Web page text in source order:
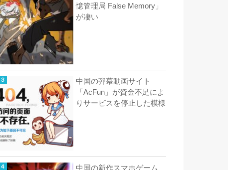
憶管理局 False Memory」
が凄い
中国の弾幕動画サイト
「AcFun」が資金不足によ
りサービスを停止した模様
中国の新作スマホゲーム